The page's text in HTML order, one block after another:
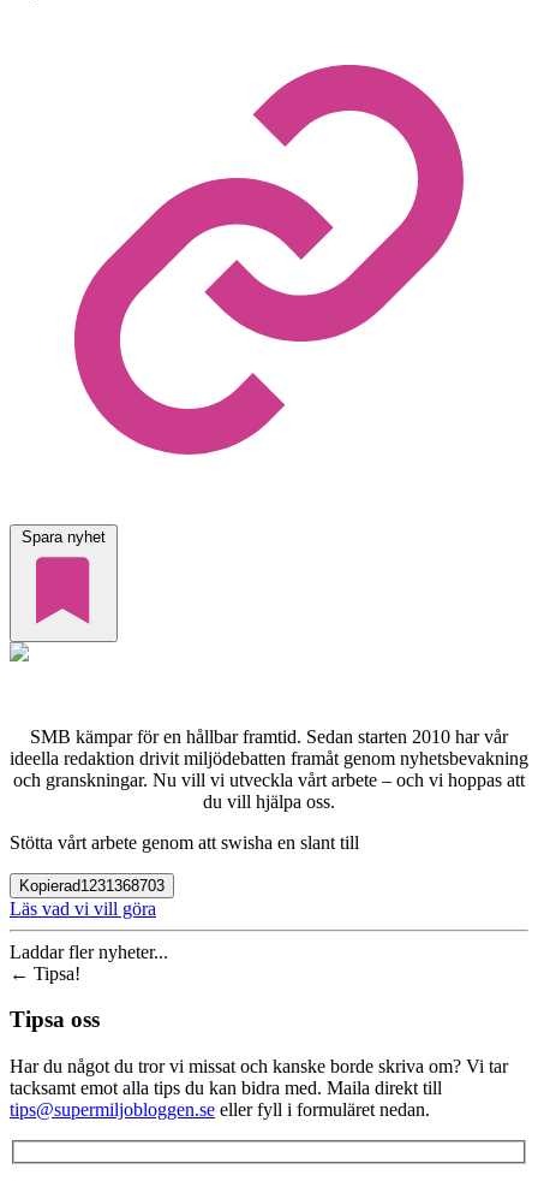
Spara nyhet
SMB kämpar för en hållbar framtid. Sedan starten 2010 har vår
ideella redaktion drivit miljödebatten framåt genom nyhetsbevakning
och granskningar. Nu vill vi utveckla vårt arbete – och vi hoppas att
du vill hjälpa oss.
Stötta vårt arbete genom att swisha en slant till
Kopierad1231368703
Läs vad vi vill göra
Laddar fler nyheter...
← Tipsa!
Tipsa oss
Har du något du tror vi missat och kanske borde skriva om? Vi tar
tacksamt emot alla tips du kan bidra med. Maila direkt till
tips@supermiljobloggen.se eller fyll i formuläret nedan.